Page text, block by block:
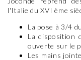
l'Italie du XVI ème
La pose à 3/4
La disposition
ouverte sur le
Les mains